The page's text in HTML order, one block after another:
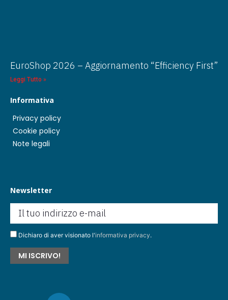
EuroShop 2026 – Aggiornamento “Efficiency First”
Leggi Tutto »
Informativa
Privacy policy
Cookie policy
Note legali
Newsletter
Dichiaro di aver visionato l'informativa privacy.